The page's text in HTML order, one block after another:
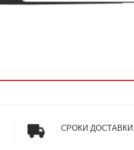
СРОКИ ДОСТАВКИ